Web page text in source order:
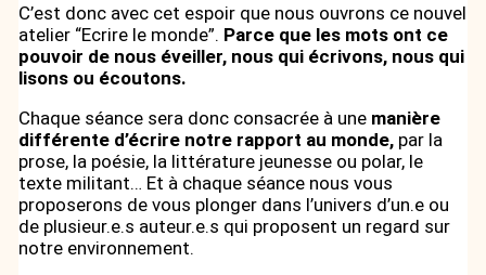
C’est donc avec cet espoir que nous ouvrons ce nouvel
atelier “Ecrire le monde”. Parce que les mots ont ce
pouvoir de nous éveiller, nous qui écrivons, nous qui
lisons ou écoutons.
Chaque séance sera donc consacrée à une manière
différente d’écrire notre rapport au monde, par la
prose, la poésie, la littérature jeunesse ou polar, le
texte militant… Et à chaque séance nous vous
proposerons de vous plonger dans l’univers d’un.e ou
de plusieur.e.s auteur.e.s qui proposent un regard sur
notre environnement.